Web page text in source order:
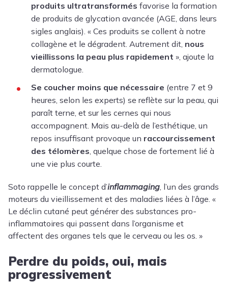
produits ultratransformés favorise la formation
de produits de glycation avancée (AGE, dans leurs
sigles anglais). « Ces produits se collent à notre
collagène et le dégradent. Autrement dit, nous
vieillissons la peau plus rapidement », ajoute la
dermatologue.
Se coucher moins que nécessaire (entre 7 et 9
heures, selon les experts) se reflète sur la peau, qui
paraît terne, et sur les cernes qui nous
accompagnent. Mais au-delà de l’esthétique, un
repos insuffisant provoque un raccourcissement
des télomères, quelque chose de fortement lié à
une vie plus courte.
Soto rappelle le concept d’inflammaging, l’un des grands
moteurs du vieillissement et des maladies liées à l’âge. «
Le déclin cutané peut générer des substances pro-
inflammatoires qui passent dans l’organisme et
affectent des organes tels que le cerveau ou les os. »
Perdre du poids, oui, mais
progressivement